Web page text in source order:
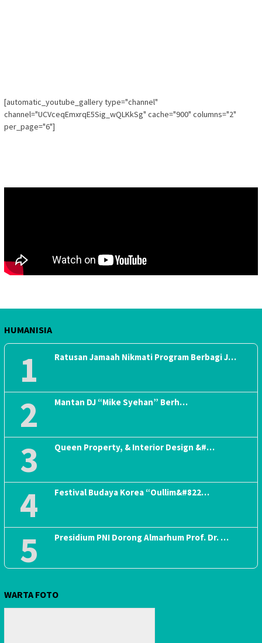
[automatic_youtube_gallery type="channel"
channel="UCVceqEmxrqE5Sig_wQLKkSg" cache="900" columns="2"
per_page="6"]
HUMANISIA
1 Ratusan Jamaah Nikmati Program Berbagi J…
2 Mantan DJ “Mike Syehan” Berh…
3 Queen Property, & Interior Design &#…
4 Festival Budaya Korea “Oullim&#822…
5 Presidium PNI Dorong Almarhum Prof. Dr. …
WARTA FOTO